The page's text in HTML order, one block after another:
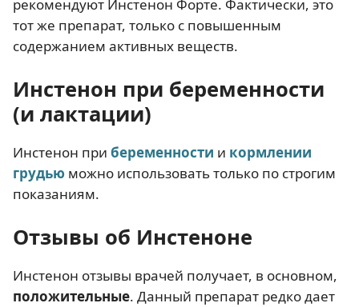
рекомендуют Инстенон Форте. Фактически, это
тот же препарат, только с повышенным
содержанием активных веществ.
Инстенон при беременности
(и лактации)
Инстенон при беременности и кормлении
грудью можно использовать только по строгим
показаниям.
Отзывы об Инстеноне
Инстенон отзывы врачей получает, в основном,
положительные. Данный препарат редко дает